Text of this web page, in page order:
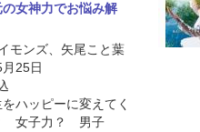
女神力でお悩み解
モンズ、矢尾こと葉
25日
ハッピーに変えてく
女子力？ 男子